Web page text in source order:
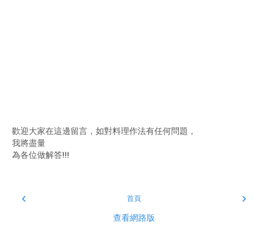
歡迎大家在這邊留言，如對料理作法有任何問題，
我將盡量
為各位做解答!!!
‹ ›
首頁
查看網路版